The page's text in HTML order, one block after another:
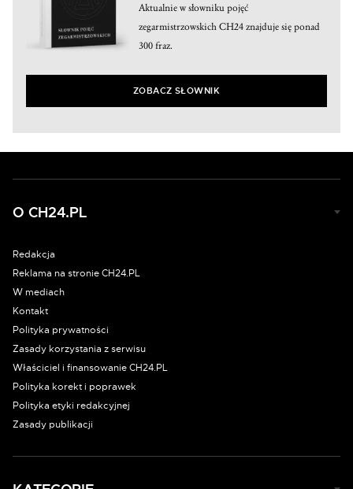
Aktualnie w słowniku pojęć
zegarmistrzowskich CH24 znajduje się ponad
300 fraz.
ZOBACZ SŁOWNIK
O CH24.PL
Redakcja
Reklama na stronie CH24.PL
W mediach
Kontakt
Polityka prywatności
Zasady korzystania z serwisu
Właściciel i finansowanie CH24.PL
Polityka korekt i poprawek
Polityka etyki redakcyjnej
Zasady publikacji